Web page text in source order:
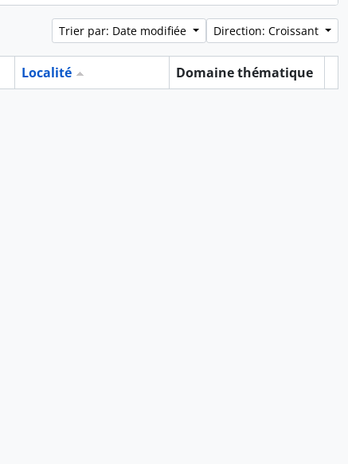
Trier par: Date modifiée Direction: Croissant
Localité
Domaine thématique